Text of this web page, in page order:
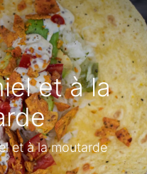
et à la
et à la moutarde